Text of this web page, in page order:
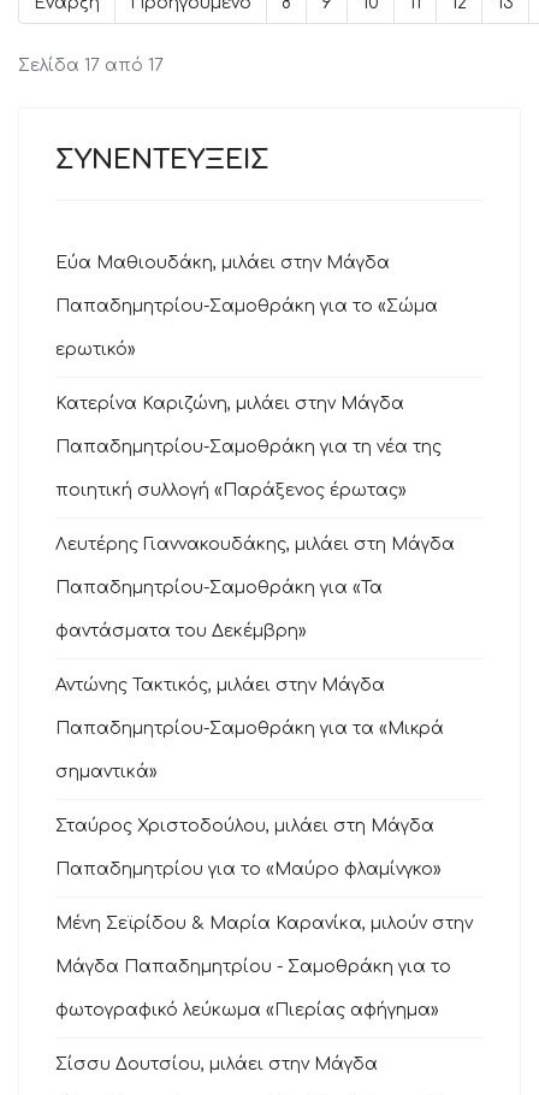
Σελίδα 17 από 17
ΣΥΝΕΝΤΕΥΞΕΙΣ
Εύα Μαθιουδάκη, μιλάει στην Μάγδα
Παπαδημητρίου-Σαμοθράκη για το «Σώμα
ερωτικό»
Κατερίνα Καριζώνη, μιλάει στην Μάγδα
Παπαδημητρίου-Σαμοθράκη για τη νέα της
ποιητική συλλογή «Παράξενος έρωτας»
Λευτέρης Γιαννακουδάκης, μιλάει στη Μάγδα
Παπαδημητρίου-Σαμοθράκη για «Τα
φαντάσματα του Δεκέμβρη»
Αντώνης Τακτικός, μιλάει στην Μάγδα
Παπαδημητρίου-Σαμοθράκη για τα «Μικρά
σημαντικά»
Σταύρος Χριστοδούλου, μιλάει στη Μάγδα
Παπαδημητρίου για το «Μαύρο φλαμίνγκο»
Μένη Σεϊρίδου & Μαρία Καρανίκα, μιλούν στην
Μάγδα Παπαδημητρίου - Σαμοθράκη για το
φωτογραφικό λεύκωμα «Πιερίας αφήγημα»
Σίσσυ Δουτσίου, μιλάει στην Μάγδα